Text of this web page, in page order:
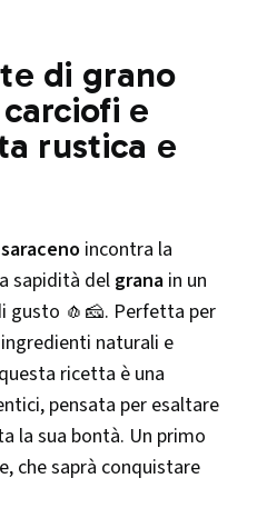
di grano
e
rustica e
incontra la
sapidità del grana in un
gusto 🧄🧀. Perfetta per
naturali e
ricetta è una
pensata per esaltare
la sua bontà. Un primo
che saprà conquistare